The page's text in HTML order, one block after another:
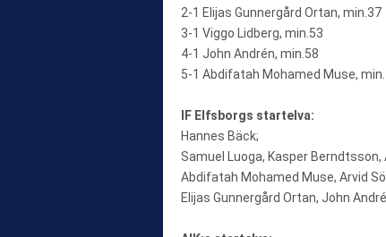
2-1 Elijas Gunnergård Ortan, min.37
3-1 Viggo Lidberg, min.53
4-1 John Andrén, min.58
5-1 Abdifatah Mohamed Muse,
IF Elfsborgs startelva:
Hannes Bäck;
Samuel Luoga, Kasper Berndtsson,
Abdifatah Mohamed Muse, Arvid
Elijas Gunnergård Ortan, John